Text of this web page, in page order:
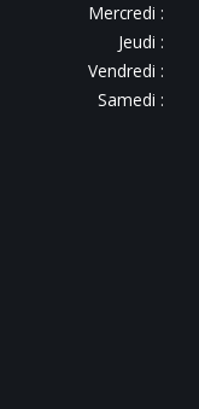
Mercredi :
Jeudi :
Vendredi :
Samedi :